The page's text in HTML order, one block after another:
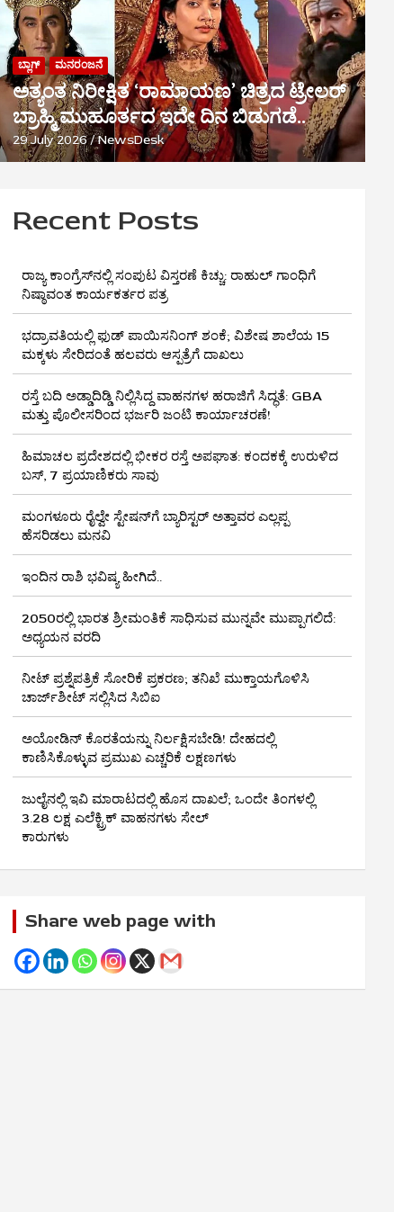
ಬ್ಲಾಗ್ ಮನರಂಜನೆ
ಅತ್ಯಂತ ನಿರೀಕ್ಷಿತ ‘ರಾಮಾಯಣ’ ಚಿತ್ರದ ಟ್ರೇಲರ್
ಬ್ರಾಹ್ಮಿ ಮುಹೂರ್ತದ ಇದೇ ದಿನ ಬಿಡುಗಡೆ..
29 July 2026 NewsDesk
Recent Posts
ರಾಜ್ಯ ಕಾಂಗ್ರೆಸ್‌ನಲ್ಲಿ ಸಂಪುಟ ವಿಸ್ತರಣೆ ಕಿಚ್ಚು: ರಾಹುಲ್ ಗಾಂಧಿಗೆ
ನಿಷ್ಠಾವಂತ ಕಾರ್ಯಕರ್ತರ ಪತ್ರ
ಭದ್ರಾವತಿಯಲ್ಲಿ ಫುಡ್ ಪಾಯಿಸನಿಂಗ್ ಶಂಕೆ; ವಿಶೇಷ ಶಾಲೆಯ 15
ಮಕ್ಕಳು ಸೇರಿದಂತೆ ಹಲವರು ಆಸ್ಪತ್ರೆಗೆ ದಾಖಲು
ರಸ್ತೆ ಬದಿ ಅಡ್ಡಾದಿಡ್ಡಿ ನಿಲ್ಲಿಸಿದ್ದ ವಾಹನಗಳ ಹರಾಜಿಗೆ ಸಿದ್ಧತೆ: GBA
ಮತ್ತು ಪೊಲೀಸರಿಂದ ಭರ್ಜರಿ ಜಂಟಿ ಕಾರ್ಯಾಚರಣೆ!
ಹಿಮಾಚಲ ಪ್ರದೇಶದಲ್ಲಿ ಭೀಕರ ರಸ್ತೆ ಅಪಘಾತ: ಕಂದಕಕ್ಕೆ ಉರುಳಿದ
ಬಸ್, 7 ಪ್ರಯಾಣಿಕರು ಸಾವು
ಮಂಗಳೂರು ರೈಲ್ವೇ ಸ್ಟೇಷನ್‌ಗೆ ಬ್ಯಾರಿಸ್ಟರ್‌ ಅತ್ತಾವರ ಎಲ್ಲಪ್ಪ
ಹೆಸರಿಡಲು ಮನವಿ
ಇಂದಿನ ರಾಶಿ ಭವಿಷ್ಯ ಹೀಗಿದೆ..
2050ರಲ್ಲಿ ಭಾರತ ಶ್ರೀಮಂತಿಕೆ ಸಾಧಿಸುವ ಮುನ್ನವೇ ಮುಪ್ಪಾಗಲಿದೆ:
ಅಧ್ಯಯನ ವರದಿ
ನೀಟ್ ಪ್ರಶ್ನೆಪತ್ರಿಕೆ ಸೋರಿಕೆ ಪ್ರಕರಣ; ತನಿಖೆ ಮುಕ್ತಾಯಗೊಳಿಸಿ
ಚಾರ್ಜ್‌ಶೀಟ್ ಸಲ್ಲಿಸಿದ ಸಿಬಿಐ
ಅಯೋಡಿನ್ ಕೊರತೆಯನ್ನು ನಿರ್ಲಕ್ಷಿಸಬೇಡಿ! ದೇಹದಲ್ಲಿ
ಕಾಣಿಸಿಕೊಳ್ಳುವ ಪ್ರಮುಖ ಎಚ್ಚರಿಕೆ ಲಕ್ಷಣಗಳು
ಜುಲೈನಲ್ಲಿ ಇವಿ ಮಾರಾಟದಲ್ಲಿ ಹೊಸ ದಾಖಲೆ; ಒಂದೇ ತಿಂಗಳಲ್ಲಿ
3.28 ಲಕ್ಷ ಎಲೆಕ್ಟ್ರಿಕ್ ವಾಹನಗಳು ಸೇಲ್
ಕಾರುಗಳು
Share web page with